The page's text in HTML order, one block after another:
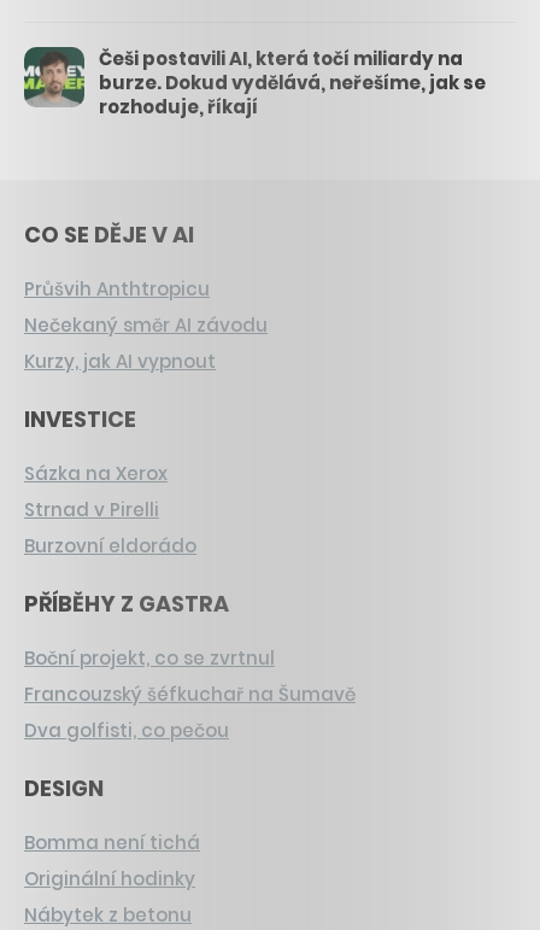
Češi postavili AI, která točí miliardy na
burze. Dokud vydělává, neřešíme, jak se
rozhoduje, říkají
CO SE DĚJE V AI
Průšvih Anthtropicu
Nečekaný směr AI závodu
Kurzy, jak AI vypnout
INVESTICE
Sázka na Xerox
Strnad v Pirelli
Burzovní eldorádo
PŘÍBĚHY Z GASTRA
Boční projekt, co se zvrtnul
Francouzský šéfkuchař na Šumavě
Dva golfisti, co pečou
DESIGN
Bomma není tichá
Originální hodinky
Nábytek z betonu